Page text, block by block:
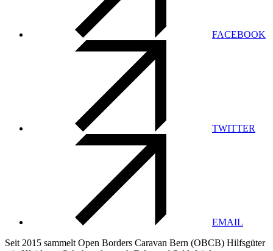
FACEBOOK
TWITTER
EMAIL
Seit 2015 sammelt Open Borders Caravan Bern (OBCB) Hilfsgüter